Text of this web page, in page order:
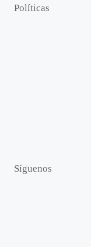
Políticas
Síguenos